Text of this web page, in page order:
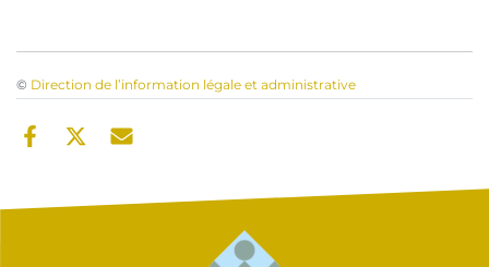
© Direction de l’information légale et administrative